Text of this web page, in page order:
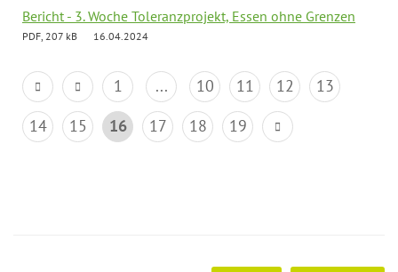
Bericht - 3. Woche Toleranzprojekt, Essen ohne Grenzen
PDF, 207 kB 16.04.2024
1 ... 10 11 12
13
14
15 16 17 18 19